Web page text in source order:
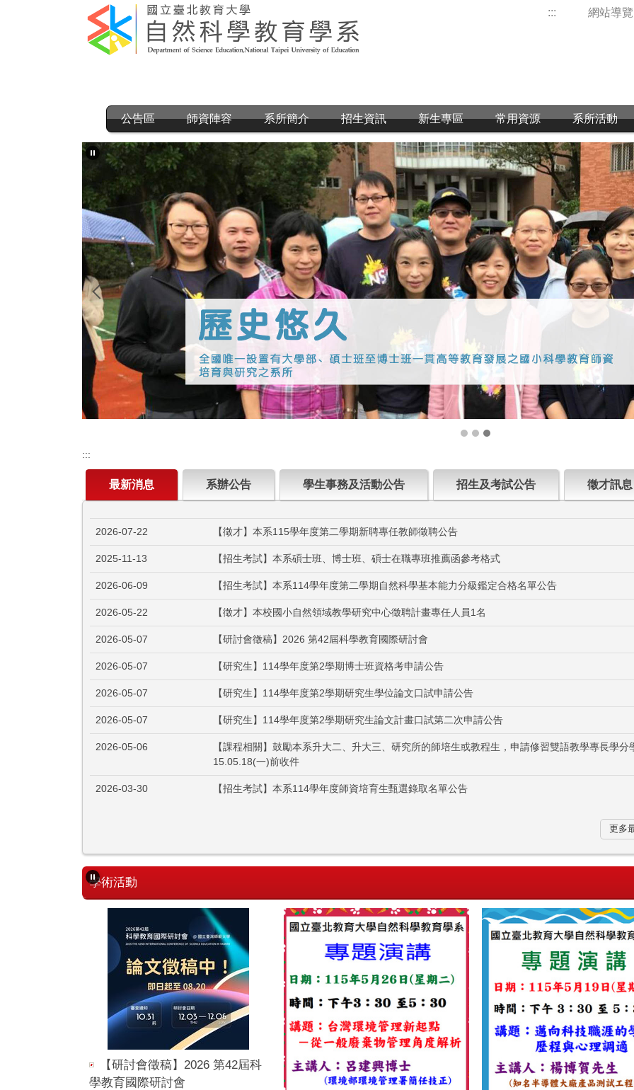
::: 網站導覽
公告區 師資陣容 系所簡介 招生資訊 新生專區 常用資源 系所活動
:::
最新消息 系辦公告 學生事務及活動公告 招生及考試公告 徵才訊息
2026-07-22 【徵才】本系115學年度第二學期新聘專任教師徵聘公告
2025-11-13 【招生考試】本系碩士班、博士班、碩士在職專班推薦函參考格式
2026-06-09 【招生考試】本系114學年度第二學期自然科學基本能力分級鑑定合格名單公告
2026-05-22 【徵才】本校國小自然領域教學研究中心徵聘計畫專任人員1名
2026-05-07 【研討會徵稿】2026 第42屆科學教育國際研討會
2026-05-07 【研究生】114學年度第2學期博士班資格考申請公告
2026-05-07 【研究生】114學年度第2學期研究生學位論文口試申請公告
2026-05-07 【研究生】114學年度第2學期研究生論文計畫口試第二次申請公告
2026-05-06
【課程相關】鼓勵本系升大二、升大三、研究所的師培生或教程生，申請修習雙語教學專長學分
15.05.18(一)前收件
2026-03-30 【招生考試】本系114學年度師資培育生甄選錄取名單公告
更多
學術活動
【研討會徵稿】2026 第42屆科
學教育國際研討會